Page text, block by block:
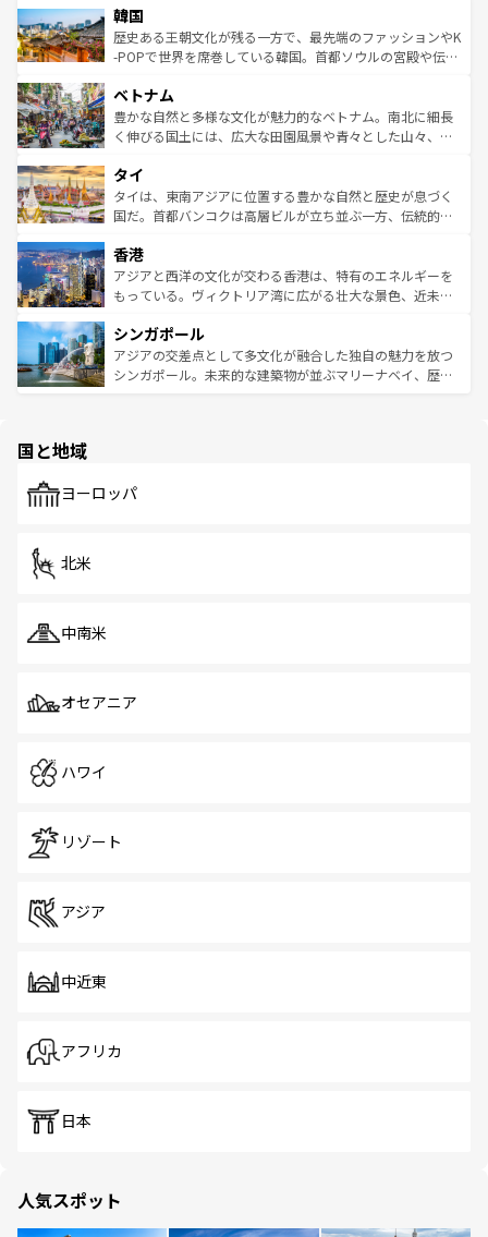
はコンテンツ一覧
いる。アクティビティも充実しており、サーフィンやダイ
ビング、ハイキングなど、アウトドア好きにはたまらな
い。オーストラリアの多彩な魅力を存分に味わいつくそ
参照してほしい。
ン）、静ひつな山岳地帯である台湾東部など、都市の喧騒
と山間の静けさが共存しており、訪れる人に新しい発見と
驚きをもたらしてくれる。また、奥深い台湾の食文化も魅
容にもいいと評判のスイーツなど、バラエティ豊かな料理
が味わえる。 なお、新着の台湾情報は コンテンツ一覧を参
照してほしい。
韓国
歴史ある王朝文化が残る一方で、最先端のファッションやK
-POPで世界を席巻している韓国。首都ソウルの宮殿や伝統
き、地方に足を延ばせば四季折々の自然美を楽しむことが
できる。そして、キムチや焼肉、絶品のストリートフード
まで、さまざまな韓国料理が待っている。夜には、韓国な
リティに包まれながら、韓国の多彩な魅力を心ゆくまで味
わってみてほしい。 なお、新着の韓国情報はコンテンツ一
覧を参照してほしい。
ベトナム
豊かな自然と多様な文化が魅力的なベトナム。南北に細長
く伸びる国土には、広大な田園風景や青々とした山々、世
急速な発展と共に伝統が息づく。ハノイの古い町並みやホ
ーチミン市のフランス統治時代の建物も、独特の雰囲気を
醸し出している。また、バラエティの豊かさとおいしさで
とつ。フォーやバインミー、ベトナムコーヒーなどは、ぜ
ひ現地で味わいたい。どの地域を訪れてもあたたかい人々
が旅行者を迎えてくれるので、きっと忘れられない旅にな
参照してほしい。
タイ
タイは、東南アジアに位置する豊かな自然と歴史が息づく
国だ。首都バンコクは高層ビルが立ち並ぶ一方、伝統的な
の活気が交差している。北部ではチェンマイなどの山岳地
帯で自然と触れ合い、南部ではプーケットやクラビの美し
いビーチでリゾート気分を楽しむことができる。タイ料理
激する。気候は一年中温暖で、どの季節にも異なる楽しみ
が待っている。親しみやすいタイの人々、仏教を中心とし
た文化、そして多様な観光資源が、訪れる旅人を魅了し続
香港
アジアと西洋の文化が交わる香港は、特有のエネルギーを
もっている。ヴィクトリア湾に広がる壮大な景色、近未来
み、どこを訪れても感動するはず。観光スポットが密集し
ており、効率よく見どころを回れるのも魅力。息をのむよ
うな絶景から文化的な体験まで、香港を存分に楽しみ尽く
シンガポール
アジアの交差点として多文化が融合した独自の魅力を放つ
シンガポール。未来的な建築物が並ぶマリーナベイ、歴史
で、ホーカーズは地元の風情を楽しめる外せないスポット
国と地域
ヨーロッパ
北米
中南米
オセアニア
ハワイ
リゾート
アジア
中近東
アフリカ
日本
人気スポット